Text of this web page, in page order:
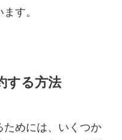
す。
する方法
ためには、いくつか